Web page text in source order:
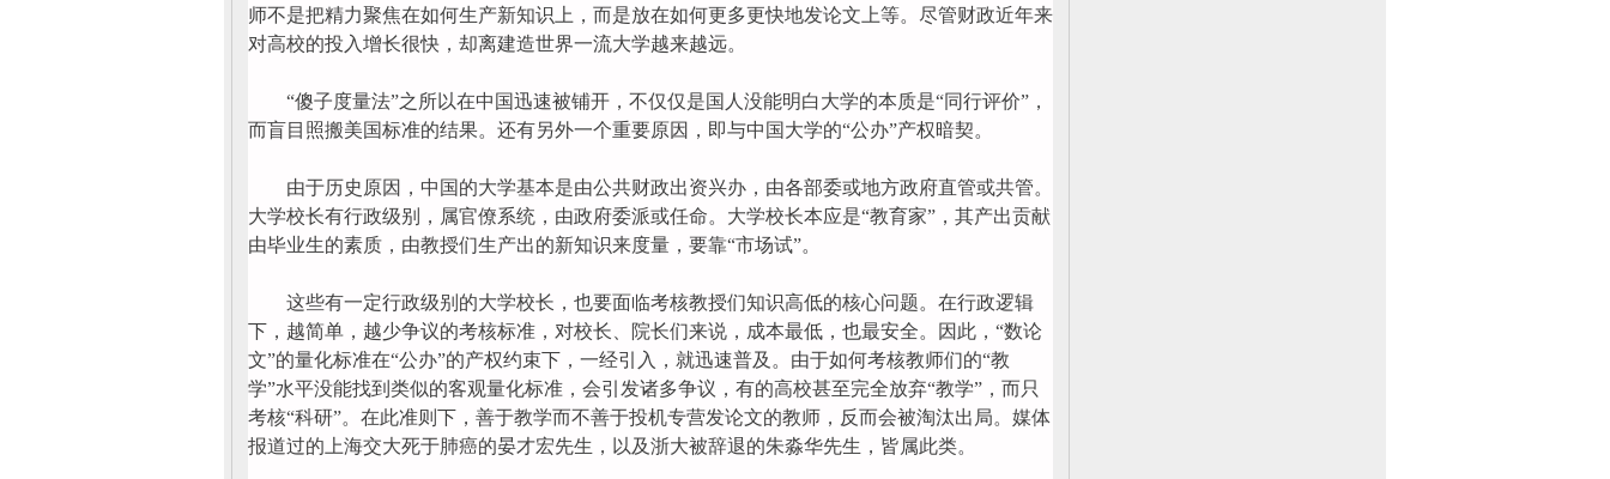
师不是把精力聚焦在如何生产新知识上，而是放在如何更多更快地发论文上等。尽管财政近年来
对高校的投入增长很快，却离建造世界一流大学越来越远。
“傻子度量法”之所以在中国迅速被铺开，不仅仅是国人没能明白大学的本质是“同行评价”，
而盲目照搬美国标准的结果。还有另外一个重要原因，即与中国大学的“公办”产权暗契。
由于历史原因，中国的大学基本是由公共财政出资兴办，由各部委或地方政府直管或共管。
大学校长有行政级别，属官僚系统，由政府委派或任命。大学校长本应是“教育家”，其产出贡献
由毕业生的素质，由教授们生产出的新知识来度量，要靠“市场试”。
这些有一定行政级别的大学校长，也要面临考核教授们知识高低的核心问题。在行政逻辑
下，越简单，越少争议的考核标准，对校长、院长们来说，成本最低，也最安全。因此，“数论
文”的量化标准在“公办”的产权约束下，一经引入，就迅速普及。由于如何考核教师们的“教
学”水平没能找到类似的客观量化标准，会引发诸多争议，有的高校甚至完全放弃“教学”，而只
考核“科研”。在此准则下，善于教学而不善于投机专营发论文的教师，反而会被淘汰出局。媒体
报道过的上海交大死于肺癌的晏才宏先生，以及浙大被辞退的朱淼华先生，皆属此类。